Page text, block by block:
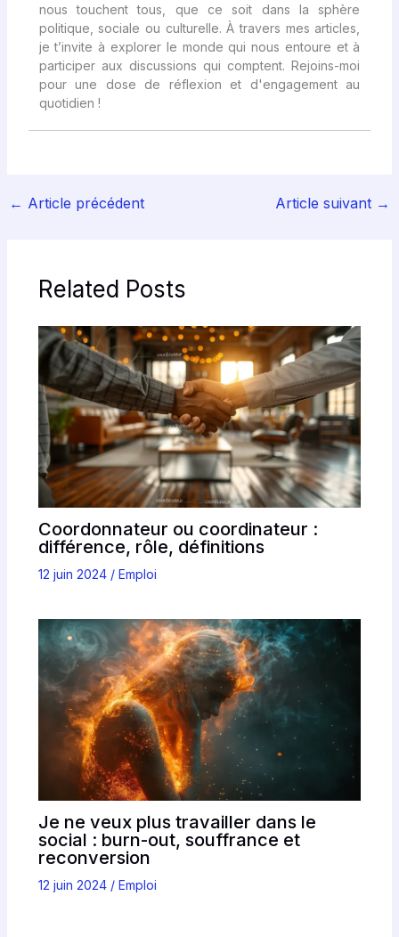
nous touchent tous, que ce soit dans la sphère
politique, sociale ou culturelle. À travers mes articles,
je t’invite à explorer le monde qui nous entoure et à
participer aux discussions qui comptent. Rejoins-moi
pour une dose de réflexion et d'engagement au
quotidien !
← Article précédent Article suivant →
Related Posts
Coordonnateur ou coordinateur :
différence, rôle, définitions
12 juin 2024 / Emploi
Je ne veux plus travailler dans le
social : burn-out, souffrance et
reconversion
12 juin 2024 / Emploi